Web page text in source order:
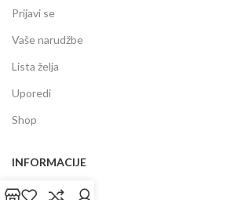
Prijavi se
Vaše narudžbe
Lista želja
Uporedi
Shop
INFORMACIJE
Prodajni centar